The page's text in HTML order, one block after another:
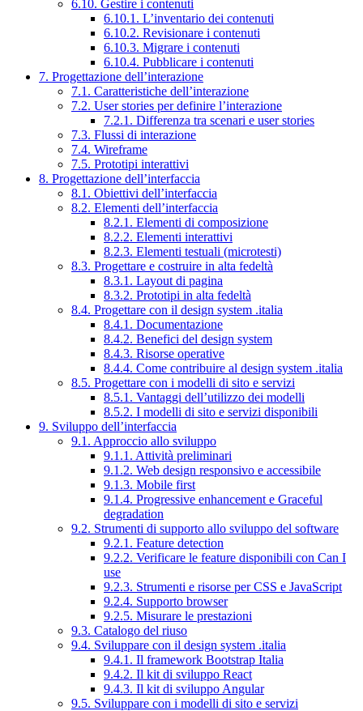
6.10. Gestire i contenuti
6.10.1. L’inventario dei contenuti
6.10.2. Revisionare i contenuti
6.10.3. Migrare i contenuti
6.10.4. Pubblicare i contenuti
7. Progettazione dell’interazione
7.1. Caratteristiche dell’interazione
7.2. User stories per definire l’interazione
7.2.1. Differenza tra scenari e user stories
7.3. Flussi di interazione
7.4. Wireframe
7.5. Prototipi interattivi
8. Progettazione dell’interfaccia
8.1. Obiettivi dell’interfaccia
8.2. Elementi dell’interfaccia
8.2.1. Elementi di composizione
8.2.2. Elementi interattivi
8.2.3. Elementi testuali (microtesti)
8.3. Progettare e costruire in alta fedeltà
8.3.1. Layout di pagina
8.3.2. Prototipi in alta fedeltà
8.4. Progettare con il design system .italia
8.4.1. Documentazione
8.4.2. Benefici del design system
8.4.3. Risorse operative
8.4.4. Come contribuire al design system .italia
8.5. Progettare con i modelli di sito e servizi
8.5.1. Vantaggi dell’utilizzo dei modelli
8.5.2. I modelli di sito e servizi disponibili
9. Sviluppo dell’interfaccia
9.1. Approccio allo sviluppo
9.1.1. Attività preliminari
9.1.2. Web design responsivo e accessibile
9.1.3. Mobile first
9.1.4. Progressive enhancement e Graceful
degradation
9.2. Strumenti di supporto allo sviluppo del software
9.2.1. Feature detection
9.2.2. Verificare le feature disponibili con Can I
use
9.2.3. Strumenti e risorse per CSS e JavaScript
9.2.4. Supporto browser
9.2.5. Misurare le prestazioni
9.3. Catalogo del riuso
9.4. Sviluppare con il design system .italia
9.4.1. Il framework Bootstrap Italia
9.4.2. Il kit di sviluppo React
9.4.3. Il kit di sviluppo Angular
9.5. Sviluppare con i modelli di sito e servizi